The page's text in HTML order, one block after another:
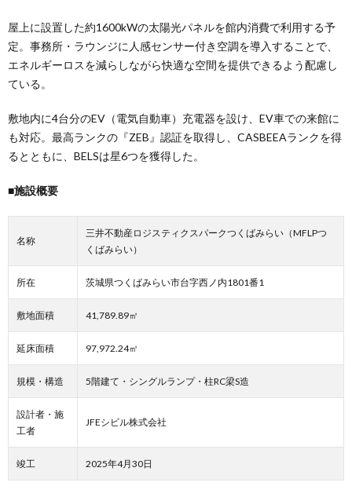
屋上に設置した約1600kWの太陽光パネルを館内消費で利用する予
定。事務所・ラウンジに人感センサー付き空調を導入することで、
エネルギーロスを減らしながら快適な空間を提供できるよう配慮し
ている。
敷地内に4台分のEV（電気自動車）充電器を設け、EV車での来館に
も対応。最高ランクの『ZEB』認証を取得し、CASBEEAランクを得
るとともに、BELSは星6つを獲得した。
■施設概要
名称
三井不動産ロジスティクスパークつくばみらい（MFLPつ
くばみらい）
所在 茨城県つくばみらい市台字西ノ内1801番1
敷地面積 41,789.89㎡
延床面積 97,972.24㎡
規模・構造 5階建て・シングルランプ・柱RC梁S造
設計者・施
工者
JFEシビル株式会社
竣工 2025年4月30日